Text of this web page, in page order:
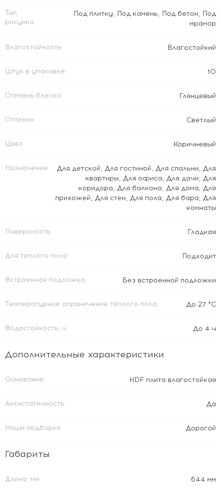
Тип
рисунка
Под плитку, Под камень, Под бетон, Под
мрамор
Влагостойкость Влагостойкий
Штук в упаковке 10
Степень блеска Глянцевый
Оттенок Светлый
Цвет Коричневый
Назначение Для детской, Для гостиной, Для спальни, Для
квартиры, Для офиса, Для дачи, Для
коридора, Для балкона, Для дома, Для
прихожей, Для стен, Для пола, Для бара, Для
комнаты
Поверхность Гладкая
Для теплого пола Подходит
Встроенная подложка Без встроенной подложки
Температурное ограничение тёплого пола До 27 °C
Водостойкость, ч До 4 ч
Дополнительные характеристики
Основание HDF плита влагостойкая
Антистатичность Да
Наши подборки Дорогой
Габариты
Длина, мм 644 мм